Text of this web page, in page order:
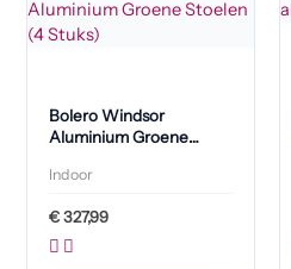
Bolero Windsor
Aluminium Groene
Indoor
€327,99